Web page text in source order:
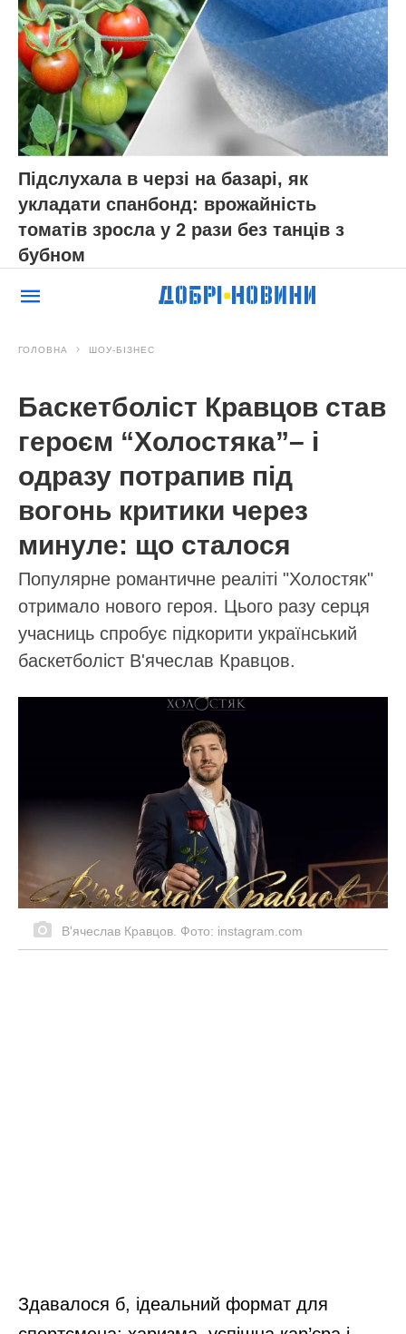
Підслухала в черзі на базарі, як
укладати спанбонд: врожайність
томатів зросла у 2 рази без танців з
бубном